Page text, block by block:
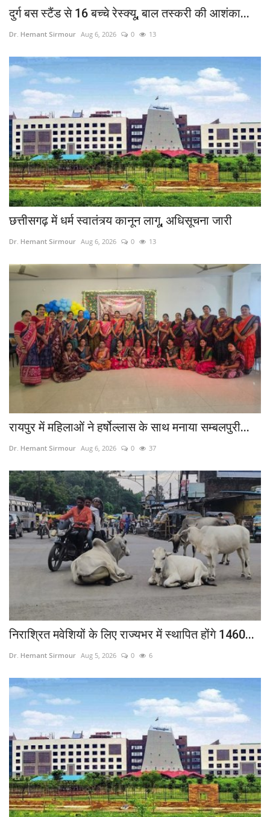
दुर्ग बस स्टैंड से 16 बच्चे रेस्क्यू, बाल तस्करी की आशंका...
Dr. Hemant Sirmour Aug 6, 2026 0 13
छत्तीसगढ़ में धर्म स्वातंत्र्य कानून लागू, अधिसूचना जारी
Dr. Hemant Sirmour Aug 6, 2026 0 13
रायपुर में महिलाओं ने हर्षोल्लास के साथ मनाया सम्बलपुरी...
Dr. Hemant Sirmour Aug 6, 2026 0 37
निराश्रित मवेशियों के लिए राज्यभर में स्थापित होंगे 1460...
Dr. Hemant Sirmour Aug 5, 2026 0 6